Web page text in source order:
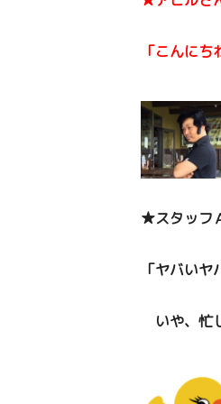
「こんにち
★スタッフ
「ヤバい
いや、忙